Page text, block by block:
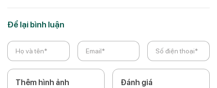
Để lại bình luận
Thêm hình ảnh Đánh giá